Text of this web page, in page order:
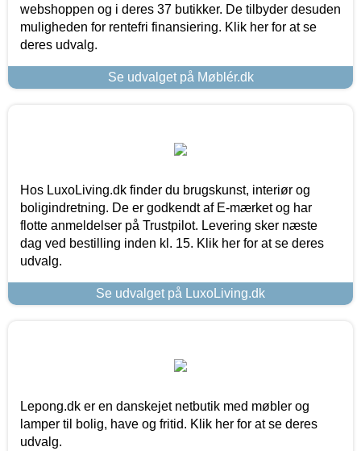
webshoppen og i deres 37 butikker. De tilbyder desuden
muligheden for rentefri finansiering. Klik her for at se
deres udvalg.
Se udvalget på Møblér.dk
Hos LuxoLiving.dk finder du brugskunst, interiør og
boligindretning. De er godkendt af E-mærket og har
flotte anmeldelser på Trustpilot. Levering sker næste
dag ved bestilling inden kl. 15. Klik her for at se deres
udvalg.
Se udvalget på LuxoLiving.dk
Lepong.dk er en danskejet netbutik med møbler og
lamper til bolig, have og fritid. Klik her for at se deres
udvalg.